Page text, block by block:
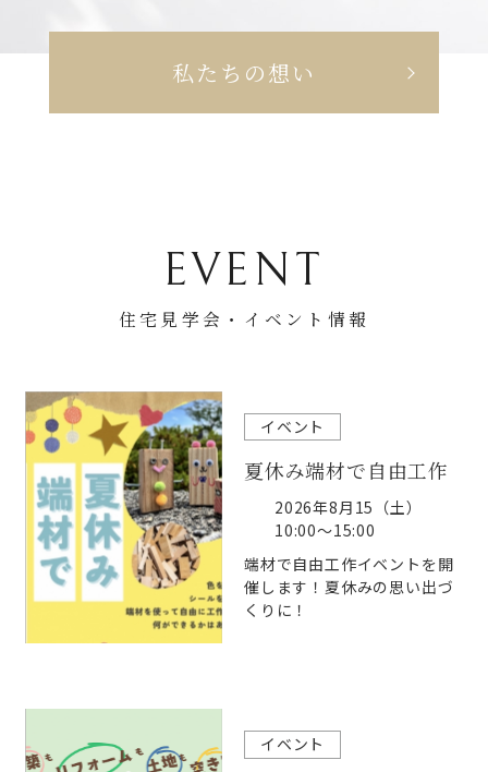
私たちの想い
EVENT
住宅見学会・ イベント情報
イベント
夏休み端材で自由工作
2026年8月15（土）
10:00～15:00
端材で自由工作イベントを開
催します！夏休みの思い出づ
くりに！
イベント